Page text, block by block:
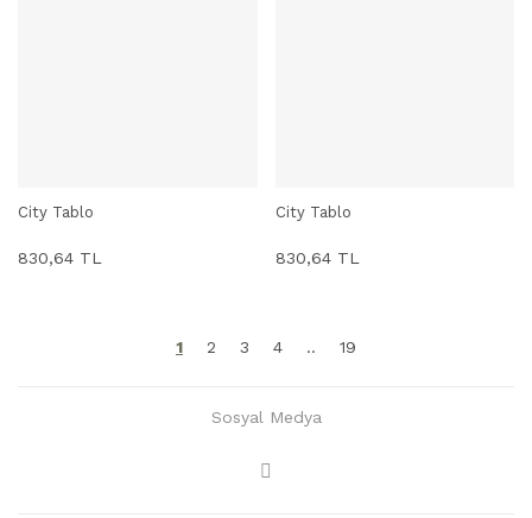
SEPETE EKLE
City Tablo
830,64 TL
SEPETE EKLE
City Tablo
830,64 TL
1 2 3 4 .. 19
Sosyal Medya